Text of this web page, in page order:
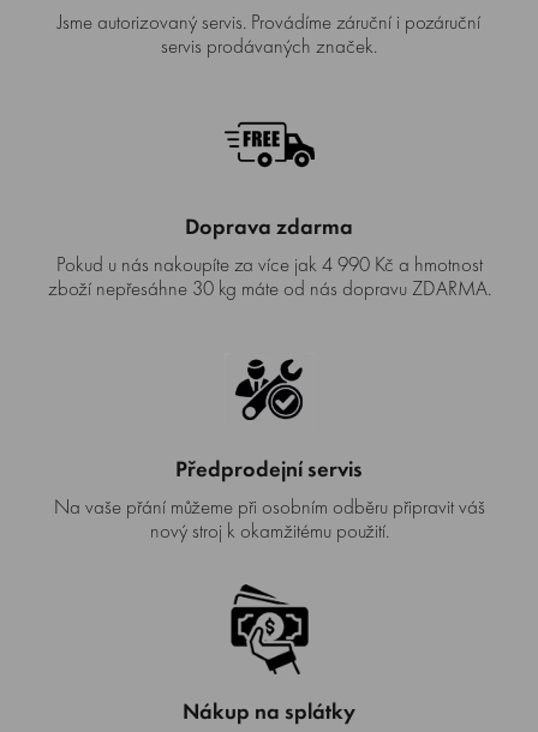
Jsme autorizovaný servis. Provádíme záruční i pozáruční
servis prodávaných značek.
Doprava zdarma
Pokud u nás nakoupíte za více jak 4 990 Kč a hmotnost
zboží nepřesáhne 30 kg máte od nás dopravu ZDARMA.
Předprodejní servis
Na vaše přání můžeme při osobním odběru připravit váš
nový stroj k okamžitému použití.
Nákup na splátky